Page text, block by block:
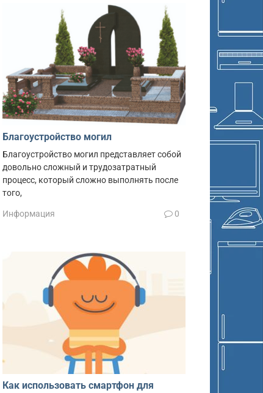
Благоустройство могил
Благоустройство могил представляет собой
довольно сложный и трудозатратный
процесс, который сложно выполнять после
того,
Информация 0
Как использовать смартфон для